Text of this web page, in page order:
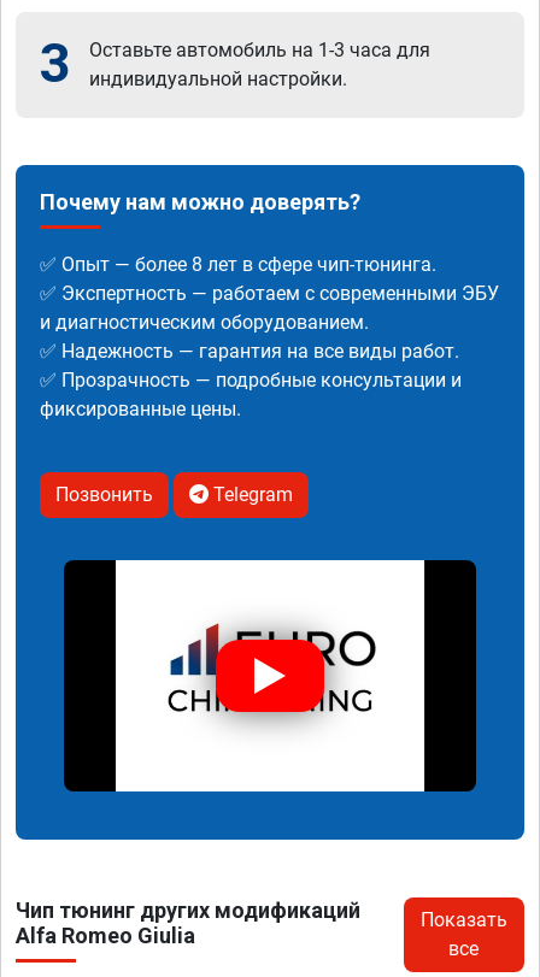
3
Оставьте автомобиль на 1-3 часа для
индивидуальной настройки.
Почему нам можно доверять?
✅ Опыт — более 8 лет в сфере чип-тюнинга.
✅ Экспертность — работаем с современными ЭБУ
и диагностическим оборудованием.
✅ Надежность — гарантия на все виды работ.
✅ Прозрачность — подробные консультации и
фиксированные цены.
Позвонить Telegram
Чип тюнинг других модификаций
Alfa Romeo Giulia
Показать
все